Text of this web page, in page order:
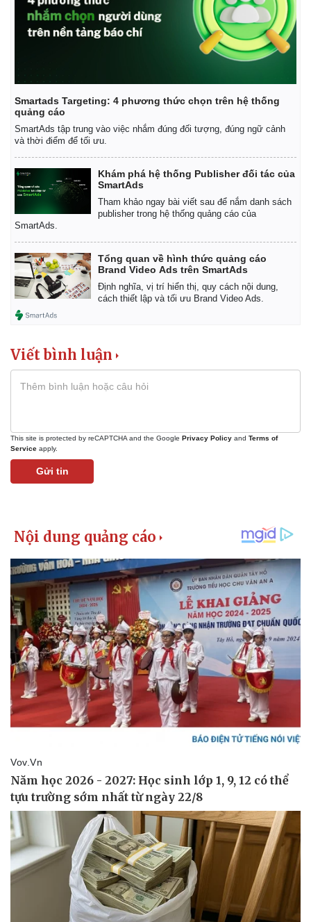
Kinh tế
Bất động sản
Khởi nghiệp
Giá vàng
Tiêu dùng
Tỷ giá
Chứng khoán
Giá cà phê
Smartads Targeting: 4 phương thức chọn trên hệ thống
quảng cáo
SmartAds tập trung vào việc nhắm đúng đối tượng, đúng ngữ cảnh
và thời điểm để tối ưu.
Khám phá hệ thống Publisher đối tác của
SmartAds
Tham khảo ngay bài viết sau để nắm danh sách
publisher trong hệ thống quảng cáo của
SmartAds.
Tổng quan về hình thức quảng cáo
Brand Video Ads trên SmartAds
Định nghĩa, vị trí hiển thị, quy cách nội dung,
cách thiết lập và tối ưu Brand Video Ads.
Viết bình luận
This site is protected by reCAPTCHA and the Google Privacy Policy and Terms of
Service apply.
Gửi tin